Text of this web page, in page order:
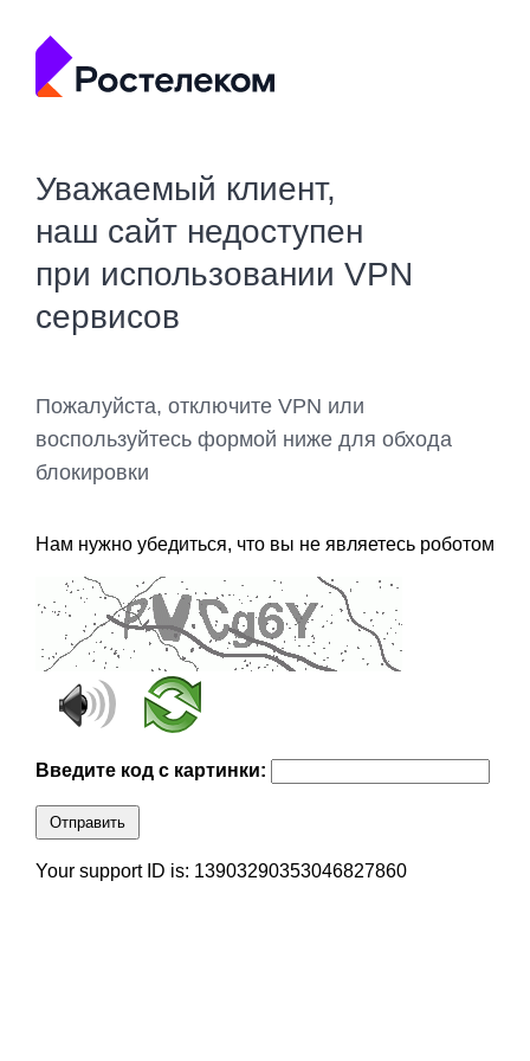
Уважаемый клиент,
наш сайт недоступен
при использовании VPN
сервисов
Пожалуйста, отключите VPN или
воспользуйтесь формой ниже для обхода
блокировки
Нам нужно убедиться, что вы не являетесь роботом
Введите код с картинки:
Отправить
Your support ID is: 13903290353046827860